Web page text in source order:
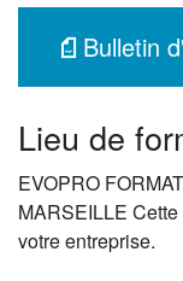
Bulletin
Lieu de
EVOPRO
MARSEILLE
votre entreprise.